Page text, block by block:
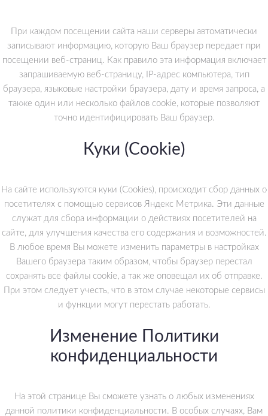
При каждом посещении сайта наши серверы автоматически
записывают информацию, которую Ваш браузер передает при
посещении веб-страниц. Как правило эта информация включает
запрашиваемую веб-страницу, IP-адрес компьютера, тип
браузера, языковые настройки браузера, дату и время запроса, а
также один или несколько файлов cookie, которые позволяют
точно идентифицировать Ваш браузер.
Куки (Cookie)
На сайте используются куки (Cookies), происходит сбор данных о
посетителях с помощью сервисов Яндекс Метрика. Эти данные
служат для сбора информации о действиях посетителей на
сайте, для улучшения качества его содержания и возможностей.
В любое время Вы можете изменить параметры в настройках
Вашего браузера таким образом, чтобы браузер перестал
сохранять все файлы cookie, а так же оповещал их об отправке.
При этом следует учесть, что в этом случае некоторые сервисы
и функции могут перестать работать.
Изменение Политики
конфиденциальности
На этой странице Вы сможете узнать о любых изменениях
данной политики конфиденциальности. В особых случаях, Вам